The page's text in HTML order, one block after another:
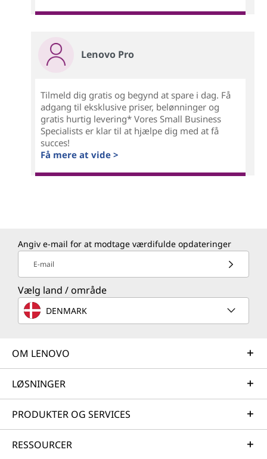
Lenovo Pro
Tilmeld dig gratis og begynd at spare i dag. Få
adgang til eksklusive priser, belønninger og
gratis hurtig levering* Vores Small Business
Specialists er klar til at hjælpe dig med at få
succes!
Få mere at vide >
Angiv e-mail for at modtage værdifulde opdateringer
E-mail
Vælg land / område
DENMARK
OM LENOVO
LØSNINGER
PRODUKTER OG SERVICES
RESSOURCER